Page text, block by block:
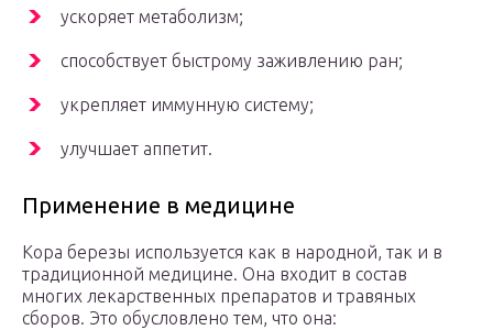
ускоряет метаболизм;
способствует быстрому заживлению ран;
укрепляет иммунную систему;
улучшает аппетит.
Применение в медицине
Кора березы используется как в народной, так и в
традиционной медицине. Она входит в состав
многих лекарственных препаратов и травяных
сборов. Это обусловлено тем, что она: